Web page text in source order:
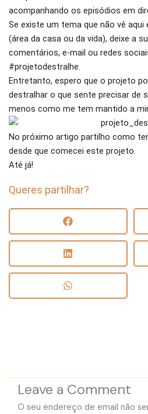
acompanhando os episódios em
Se existe um tema que não vê
(área da casa ou da vida), deixe a
comentários, e-mail ou redes
#projetodestralhe.
Entretanto, espero que o projeto
destralhar o que sente precisar de
menos como me tem mantido a
No próximo artigo partilho como
desde que comecei este projeto.
Até já!
Queres partilhar?
Leave a Comment
O seu endereço de email não